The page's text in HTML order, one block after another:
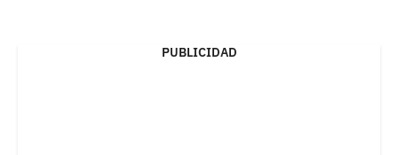
PUBLICIDAD